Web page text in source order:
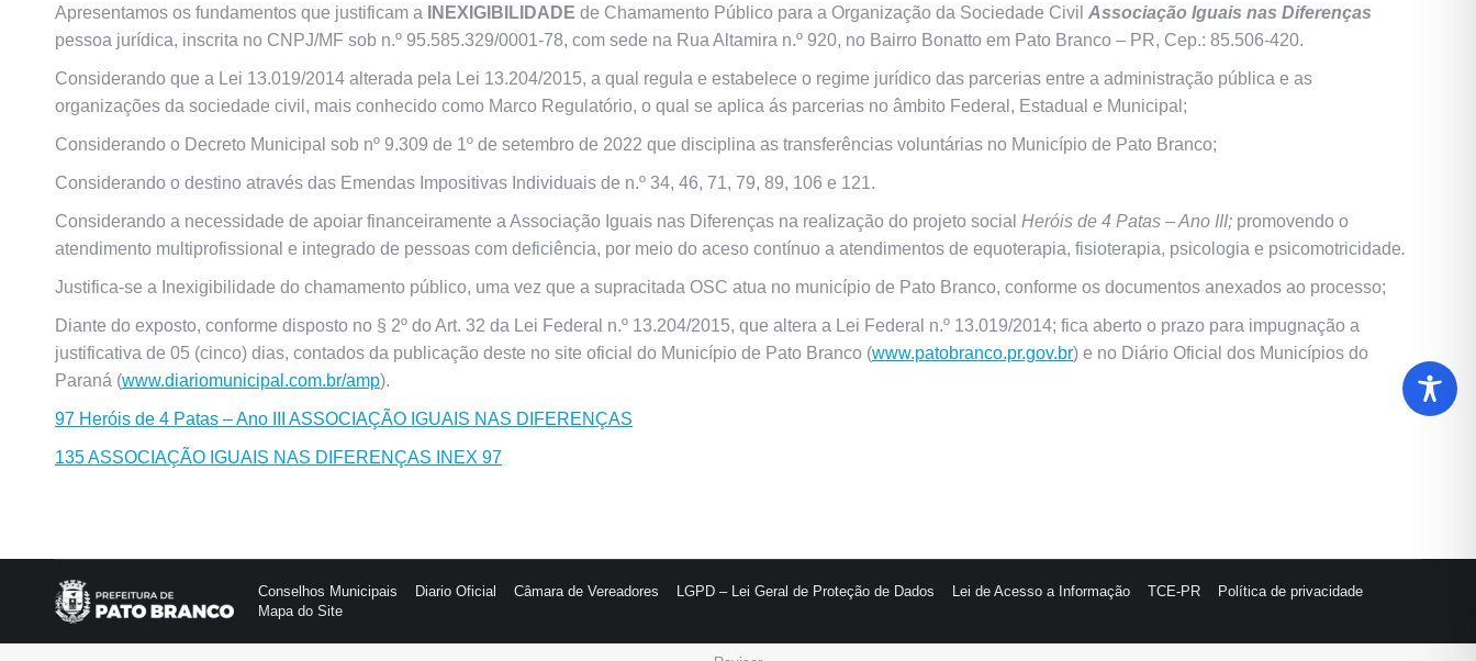
Apresentamos os fundamentos que justificam a INEXIGIBILIDADE de Chamamento Público para a Organização da Sociedade Civil Associação Iguais nas Diferenças
pessoa jurídica, inscrita no CNPJ/MF sob n.º 95.585.329/0001-78, com sede na Rua Altamira n.º 920, no Bairro Bonatto em Pato Branco – PR, Cep.: 85.506-420.
Considerando que a Lei 13.019/2014 alterada pela Lei 13.204/2015, a qual regula e estabelece o regime jurídico das parcerias entre a administração pública e as
organizações da sociedade civil, mais conhecido como Marco Regulatório, o qual se aplica ás parcerias no âmbito Federal, Estadual e Municipal;
Considerando o Decreto Municipal sob nº 9.309 de 1º de setembro de 2022 que disciplina as transferências voluntárias no Município de Pato Branco;
Considerando o destino através das Emendas Impositivas Individuais de n.º 34, 46, 71, 79, 89, 106 e 121.
Considerando a necessidade de apoiar financeiramente a Associação Iguais nas Diferenças na realização do projeto social Heróis de 4 Patas – Ano III; promovendo o
atendimento multiprofissional e integrado de pessoas com deficiência, por meio do aceso contínuo a atendimentos de equoterapia, fisioterapia, psicologia e psicomotricidade.
Justifica-se a Inexigibilidade do chamamento público, uma vez que a supracitada OSC atua no município de Pato Branco, conforme os documentos anexados ao processo;
Diante do exposto, conforme disposto no § 2º do Art. 32 da Lei Federal n.º 13.204/2015, que altera a Lei Federal n.º 13.019/2014; fica aberto o prazo para impugnação a
justificativa de 05 (cinco) dias, contados da publicação deste no site oficial do Município de Pato Branco (www.patobranco.pr.gov.br) e no Diário Oficial dos Municípios do
Paraná (www.diariomunicipal.com.br/amp).
97 Heróis de 4 Patas – Ano III ASSOCIAÇÃO IGUAIS NAS DIFERENÇAS
135 ASSOCIAÇÃO IGUAIS NAS DIFERENÇAS INEX 97
Conselhos Municipais Diario Oficial Câmara de Vereadores LGPD – Lei Geral de Proteção de Dados Lei de Acesso a Informação TCE-PR
Política de privacidade
Mapa do Site